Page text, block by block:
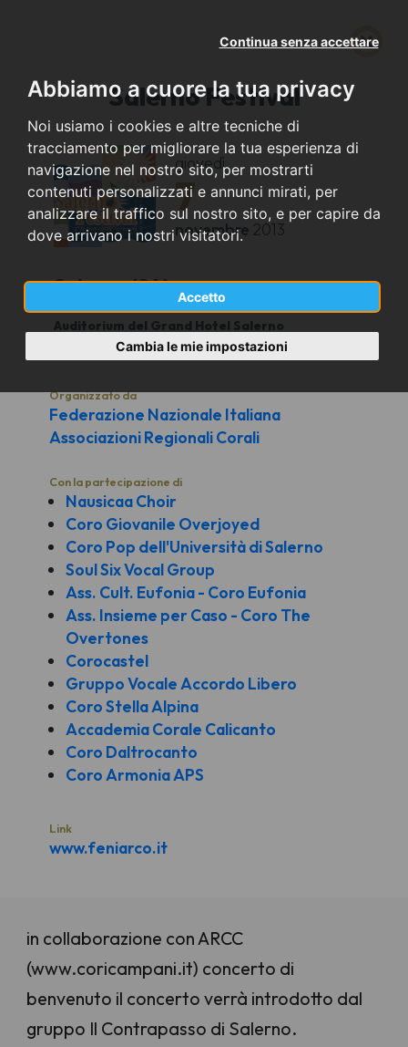
Abbiamo a cuore la tua privacy
Noi usiamo i cookies e altre tecniche di
tracciamento per migliorare la tua esperienza di
navigazione nel nostro sito, per mostrarti
contenuti personalizzati e annunci mirati, per
analizzare il traffico sul nostro sito, e per capire da
dove arrivano i nostri visitatori.
Accetto
Continua senza accettare
Cambia le mie impostazioni
Salerno Festival
giovedì
7
novembre 2013
Salerno (SA)
Auditorium del Grand Hotel Salerno
Organizzato da
Federazione Nazionale Italiana
Associazioni Regionali Corali
Con la partecipazione di
Nausicaa Choir
Coro Giovanile Overjoyed
Coro Pop dell'Università di Salerno
Soul Six Vocal Group
Ass. Cult. Eufonia - Coro Eufonia
Ass. Insieme per Caso - Coro The
Overtones
Corocastel
Gruppo Vocale Accordo Libero
Coro Stella Alpina
Accademia Corale Calicanto
Coro Daltrocanto
Coro Armonia APS
Link
www.feniarco.it
in collaborazione con ARCC
(www.coricampani.it) concerto di
benvenuto il concerto verrà introdotto dal
gruppo Il Contrapasso di Salerno.